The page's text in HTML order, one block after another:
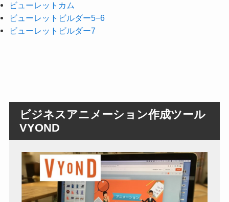
ビューレットカム
ビューレットビルダー5−6
ビューレットビルダー7
ビジネスアニメーション作成ツール
VYOND